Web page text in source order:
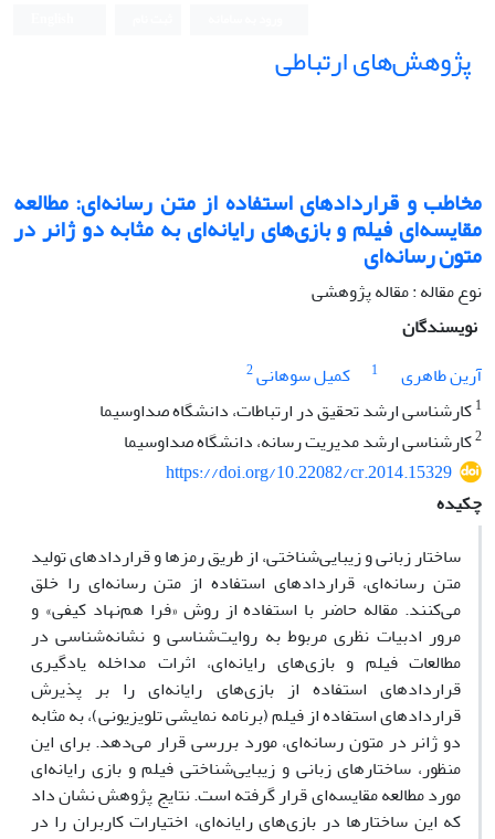
پژوهش‌های ارتباطی
مخاطب و قراردادهای استفاده از متن رسانه‌ای: مطالعه
مقایسه‌ای فیلم و بازی‌های رایانه‌ای به مثابه دو ژانر در
متون رسانه‌ای
نوع مقاله : مقاله پژوهشی
نویسندگان
آرین طاهری
1 کمیل سوهانی2
1کارشناسی ارشد تحقیق در ارتباطات، دانشگاه صداوسیما
2کارشناسی ارشد مدیریت رسانه، دانشگاه صداوسیما
https://doi.org/10.22082/cr.2014.15329
چکیده
ساختار زبانی و زیبایی‌شناختی، از طریق رمز‌ها و قراردادهای تولید
متن رسانه‌ای، قراردادهای استفاده از متن رسانه‌ای را خلق
می‌کنند. مقاله حاضر با استفاده از روش «فرا هم‌نهاد کیفی» و
مرور ادبیات نظری مربوط به روایت‌شناسی و نشانه‌شناسی در
مطالعات فیلم و بازی‌های رایانه‌ای، اثرات مداخله یادگیری
قراردادهای استفاده از بازی‌های رایانه‌ای را بر پذیرش
قراردادهای استفاده از فیلم (برنامه نمایشی تلویزیونی)، به مثابه
دو ژانر در متون رسانه‌ای، مورد بررسی قرار می‌دهد. برای این
منظور، ساختارهای زبانی و زیبایی‌شناختی فیلم و بازی رایانه‌ای
مورد مطالعه مقایسه‌ای قرار گرفته است. نتایج پژوهش نشان داد
که این ساختار‌ها در بازی‌های رایانه‌ای، اختیارات کاربران را در